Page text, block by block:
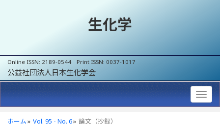
生化学
Online ISSN: 2189-0544 Print ISSN: 0037-1017
公益社団法人日本生化学会
ホーム Vol. 95 - No. 6 論文（抄録）